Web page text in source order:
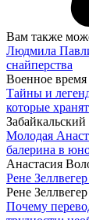
Вам также
Людмила
снайперства
Военное время
Тайны и
которые
Молодая
балерина в
Анастасия
Рене
Рене
Почему